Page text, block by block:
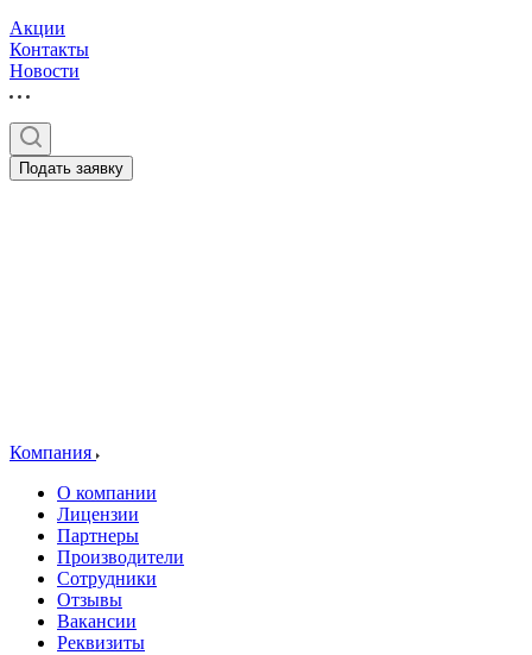
Акции
Контакты
Новости
Подать заявку
Компания
О компании
Лицензии
Партнеры
Производители
Сотрудники
Отзывы
Вакансии
Реквизиты